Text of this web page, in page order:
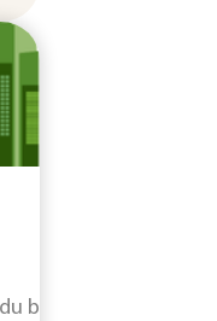
bâtiment et